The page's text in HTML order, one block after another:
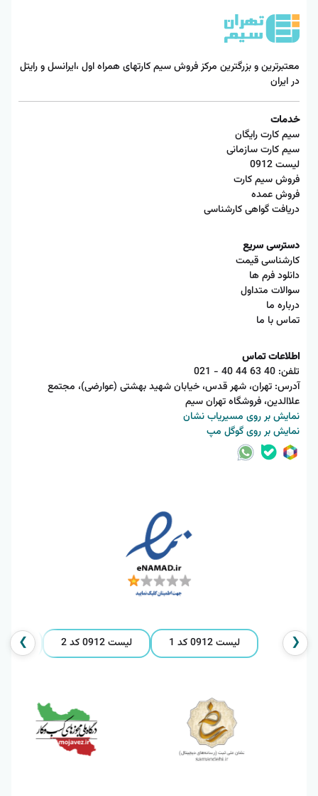
معتبرترین و بزرگترین مرکز فروش سیم کارتهای همراه اول ،ایرانسل و رایتل
در ایران
خدمات
سیم کارت رایگان
سیم کارت سازمانی
لیست 0912
فروش سیم کارت
فروش عمده
دریافت گواهی کارشناسی
دسترسی سریع
کارشناسی قیمت
دانلود فرم ها
سوالات متداول
درباره ما
تماس با ما
اطلاعات تماس
تلفن: 021 - 40 44 63 40
آدرس: تهران، شهر قدس، خیابان شهید بهشتی (عوارضی)، مجتمع
علاالدین، فروشگاه تهران سیم
نمایش بر روی مسیریاب نشان
نمایش بر روی گوگل مپ
❮ لیست 0912 کد 1 لیست 0912 کد 2 لیست 0912❯